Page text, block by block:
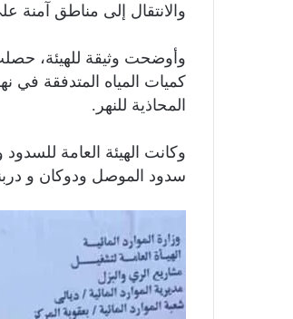
والانتقال إلى مناطق آمنة
وأوضحت وثيقة للهيئة، حصلت
كميات المياه المتدفقة في
المحاذية للنهر.
وكانت الهيئة العامة
سدود الموصل ودوكان و